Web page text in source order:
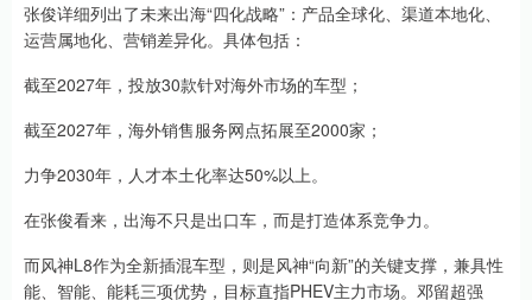
张俊详细列出了未来出海“四化战略”：产品全球化、渠道本地化、
运营属地化、营销差异化。具体包括：
截至2027年，投放30款针对海外市场的车型；
截至2027年，海外销售服务网点拓展至2000家；
力争2030年，人才本土化率达50%以上。
在张俊看来，出海不只是出口车，而是打造体系竞争力。
而风神L8作为全新插混车型，则是风神“向新”的关键支撑，兼具性
能、智能、能耗三项优势，目标直指PHEV主力市场。邓留超强